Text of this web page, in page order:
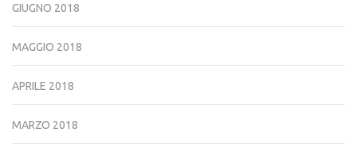
GIUGNO 2018
MAGGIO 2018
APRILE 2018
MARZO 2018